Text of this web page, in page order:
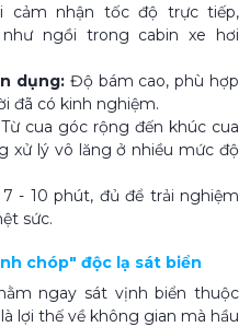
cảm nhận tốc độ trực tiếp,
ngồi trong cabin xe hơi
dụng: Độ bám cao, phù hợp
đã có kinh nghiệm.
Từ cua góc rộng đến khúc cua
xử lý vô lăng ở nhiều mức độ
7 - 10 phút, đủ để trải nghiệm
sức.
chóp" độc lạ sát biển
ngay sát vịnh biển thuộc
lợi thế về không gian mà hầu